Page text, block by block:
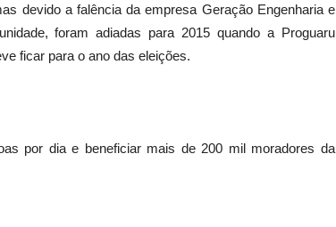
devido a falência da empresa Geração Engenharia e
foram adiadas para 2015 quando a Proguaru
ficar para o ano das eleições.
por dia e beneficiar mais de 200 mil moradores da